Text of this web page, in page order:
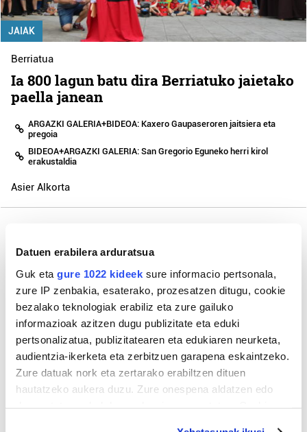
Datuen erabilera arduratsua
Guk eta gure 1022 kideek sure informacio pertsonala,
zure IP zenbakia, esaterako, prozesatzen ditugu, cookie
bezalako teknologiak erabiliz eta zure gailuko
informazioak azitzen dugu publizitate eta eduki
pertsonalizatua, publizitatearen eta edukiaren neurketa,
audientzia-ikerketa eta zerbitzuen garapena eskaintzeko.
Zure datuak nork eta zertarako erabiltzen dituen
hautatzeko aukera duzu. Zure onespena aldatzen edo
JAIAK
Berriatua
Ia 800 lagun batu dira Berriatuko jaietako
paella janean
ARGAZKI GALERIA+BIDEOA: Kaxero Gaupaseroren jaitsiera eta
pregoia
BIDEOA+ARGAZKI GALERIA: San Gregorio Eguneko herri kirol
erakustaldia
Asier Alkorta
Gehiago